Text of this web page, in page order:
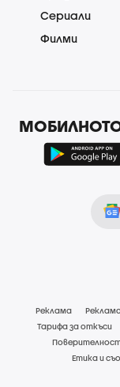
Сериали
Филми
МОБИЛНОТО
Реклама
Тарифа за откъси
Етика и